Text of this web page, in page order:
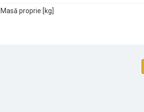
Masă proprie [kg]